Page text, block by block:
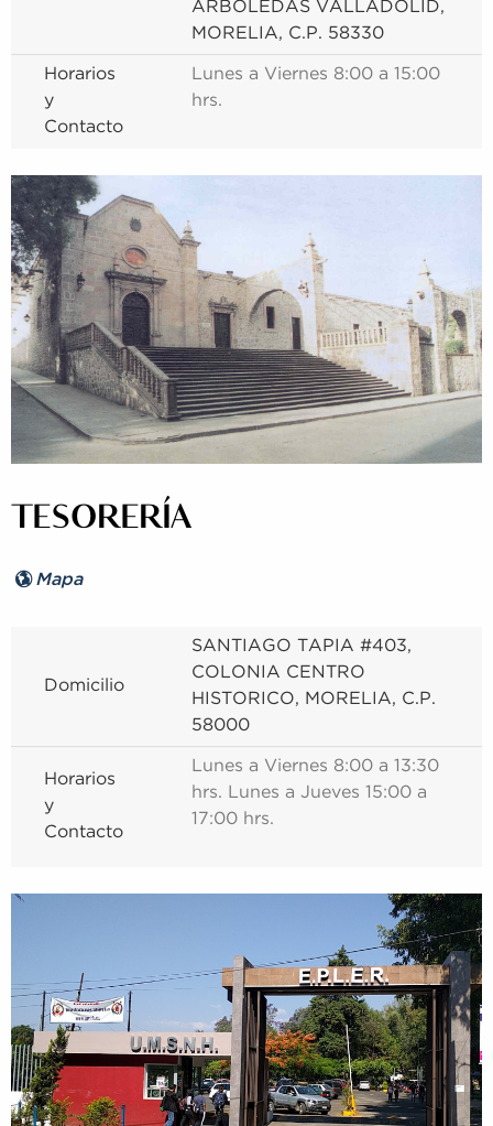
ARBOLEDAS VALLADOLID,
MORELIA, C.P. 58330
Horarios
y
Contacto
Lunes a Viernes 8:00 a 15:00
hrs.
TESORERÍA
Mapa
Domicilio
SANTIAGO TAPIA #403,
COLONIA CENTRO
HISTORICO, MORELIA, C.P.
58000
Horarios
y
Contacto
Lunes a Viernes 8:00 a 13:30
hrs. Lunes a Jueves 15:00 a
17:00 hrs.